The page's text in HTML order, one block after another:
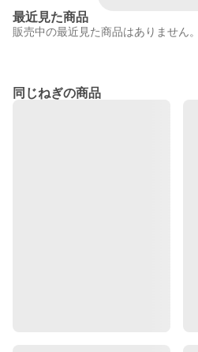
最近見た商品
販売中の最近見た商品はありません。
同じねぎの商品